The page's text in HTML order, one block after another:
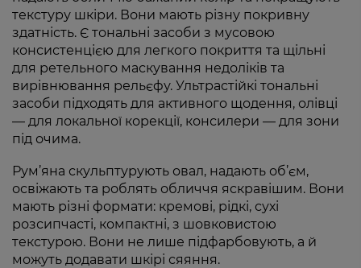
текстуру шкіри. Вони мають різну покривну
здатність. Є тональні засоби з мусовою
консистенцією для легкого покриття та щільні
для ретельного маскування недоліків та
вирівнювання рельєфу. Ультрастійкі тональні
засоби підходять для активного щодення, олівці
— для локальної корекції, консилери — для зони
під очима.
Рум’яна скульптурують овал, надають об’єм,
освіжають та роблять обличчя яскравішим. Вони
мають різні формати: кремові, рідкі, сухі
розсипчасті, компактні, з шовковистою
текстурою. Вони не лише підфарбовують, а й
можуть додавати шкірі сяяння.